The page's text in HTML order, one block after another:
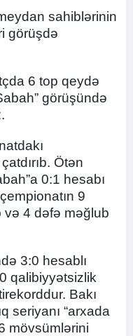
sahiblərinin
görüşdə
6 top qeydə
görüşündə
Ötən
0:1 hesabı
9
4 dəfə məğlub
3:0 hesablı
qalibiyyətsizlik
Bakı
seriyanı “arxada
mövsümlərini